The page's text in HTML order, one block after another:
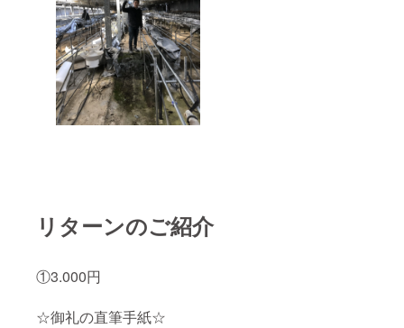
リターンのご紹介
①3.000円
☆御礼の直筆手紙☆